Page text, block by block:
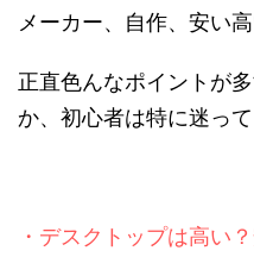
メーカー、自作、安い高
正直色んなポイントが
か、初心者は特に迷っ
・デスクトップは高い